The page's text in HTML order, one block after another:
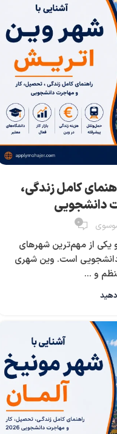
کامل زندگی،
دانشجویی
0
یکی از مهم‌ترین شهرهای
دانشجویی است. وین شهری
و ...